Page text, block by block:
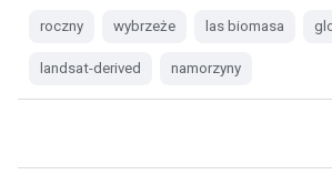
roczny wybrzeże las biomasa
landsat-derived namorzyny